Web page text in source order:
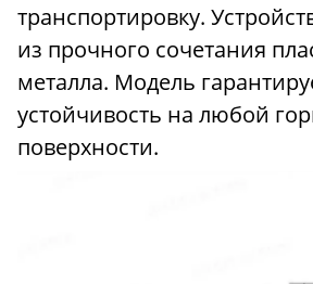
транспортировку.
из прочного сочетания
металла. Модель
устойчивость на любой
поверхности.